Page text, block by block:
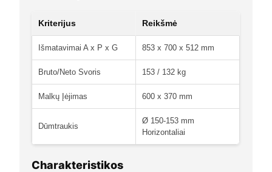
Kriterijus Reikšmė
Išmatavimai A x P x G 853 x 700 x 512 mm
Bruto/Neto Svoris 153 / 132 kg
Malkų Įėjimas 600 x 370 mm
Dūmtraukis
Ø 150-153 mm
Horizontaliai
Charakteristikos